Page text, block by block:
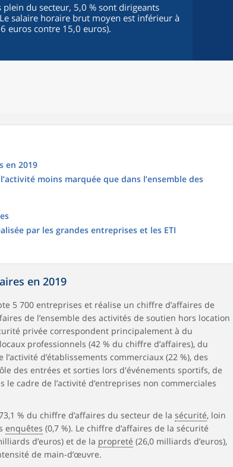
du secteur, 5,0 % sont dirigeants
salaire horaire brut moyen est inférieur à
euros contre 15,0 euros).
en 2019
moins marquée que dans l’ensemble des
par les grandes entreprises et les ETI
en 2019
5 700 entreprises et réalise un chiffre d’affaires de
de l’ensemble des activités de soutien hors location
privée correspondent principalement à du
professionnels (42 % du chiffre d’affaires), du
d’établissements commerciaux (22 %), des
des entrées et sorties lors d'événements sportifs, de
cadre de l’activité d’entreprises non commerciales
% du chiffre d’affaires du secteur de la sécurité, loin
enquêtes (0,7 %). Le chiffre d’affaires de la sécurité
d’euros) et de la propreté (26,0 milliards d’euros),
de main-d’œuvre.